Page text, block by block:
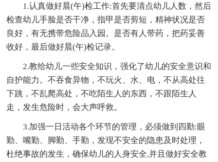
1.认真做好晨(午)检工作:首先要清点幼儿人数，然后
检查幼儿手脸是否干净，指甲是否剪短，精神状况是否
良好，有无携带危险品入园。是否有人带药，把药妥善
收好，最后做好晨(午)检记录。
2.教给幼儿一些安全知识，强化了幼儿的安全意识和
自护能力。不吞食异物，不玩火、水、电，不从高处往
下跳，不乱爬高处，不吃陌生人的东西，不跟陌生人
走，发生危险时，会大声呼救。
3.加强一日活动各个环节的管理，必须做到四勤:眼
勤、嘴勤、脚勤、手勤，发现不安全的隐患及时处理，
杜绝事故的发生，确保幼儿的人身安全,并且做好安全教